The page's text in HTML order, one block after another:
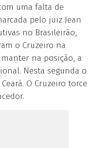
uma falta de
pelo juiz Jean
no Brasileirão,
o Cruzeiro na
na posição, a
Nesta segunda o
O Cruzeiro torce